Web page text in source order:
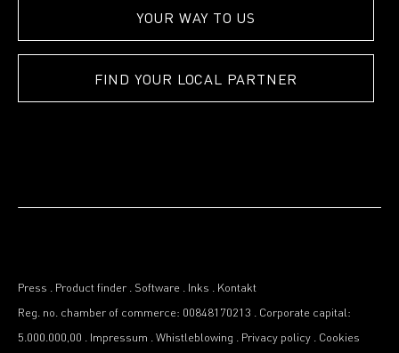
YOUR WAY TO US
FIND YOUR LOCAL PARTNER
Press . Product finder . Software . Inks . Kontakt
Reg. no. chamber of commerce: 00848170213 . Corporate capital:
5.000.000,00 . Impressum . Whistleblowing . Privacy policy . Cookies